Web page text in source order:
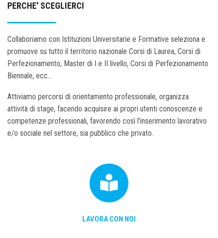
PERCHE' SCEGLIERCI
Collaboriamo con Istituzioni Universitarie e Formative seleziona e
promuove su tutto il territorio nazionale Corsi di Laurea, Corsi di
Perfezionamento, Master di I e II livello, Corsi di Perfezionamento
Biennale, ecc...
Attiviamo percorsi di orientamento professionale, organizza
attività di stage, facendo acquisire ai propri utenti conoscenze e
competenze professionali, favorendo così l'inserimento lavorativo
e/o sociale nel settore, sia pubblico che privato.
LAVORA CON NOI